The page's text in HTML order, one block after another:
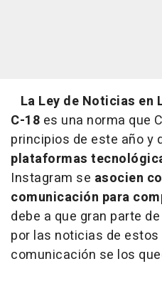
La Ley de Noticias en
C-18 es una norma que
principios de este año y
plataformas
Instagram se asocien
comunicación para
debe a que gran parte
por las noticias de
comunicación se los